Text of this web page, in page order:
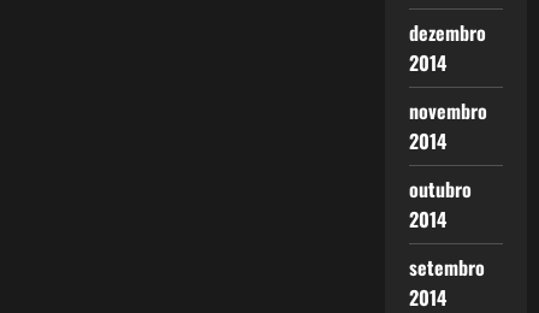
dezembro
2014
novembro
2014
outubro
2014
setembro
2014